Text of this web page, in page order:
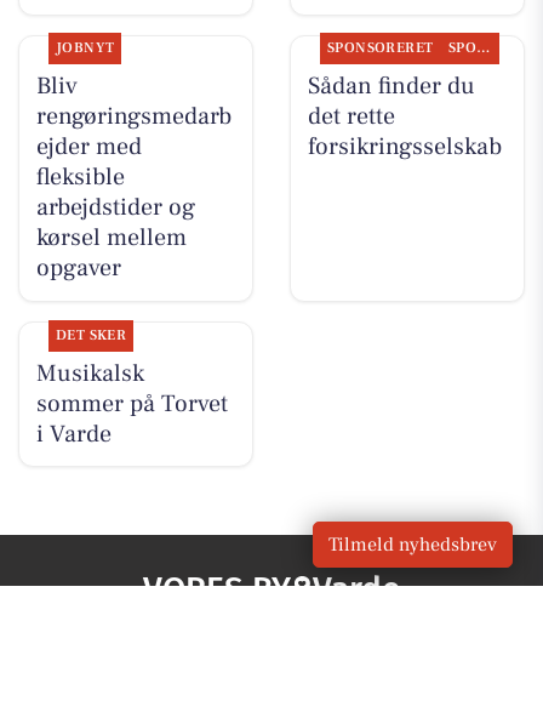
JOBNYT
Bliv
rengøringsmedarb
ejder med
fleksible
arbejdstider og
kørsel mellem
opgaver
SPONSORERET SPONSORERET INDHOLD
Sådan finder du
det rette
forsikringsselskab
DET SKER
Musikalsk
sommer på Torvet
i Varde
VORES BY Varde
Tilmeld nyhedsbrev